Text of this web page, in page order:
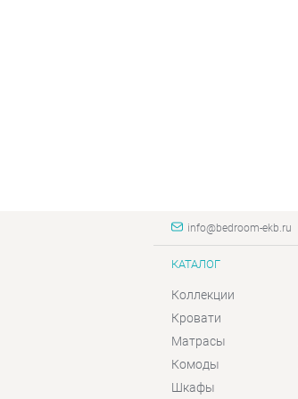
info@bedroom-ekb.ru
КАТАЛОГ
Коллекции
Кровати
Матрасы
Комоды
Шкафы